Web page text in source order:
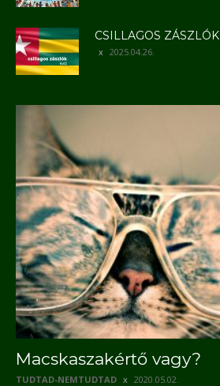
CSILLAGOS ZÁSZLÓK
2025.04.26.
Macskaszakértő vagy?
TUDTAD-NEMTUDTAD 2020.05.02.